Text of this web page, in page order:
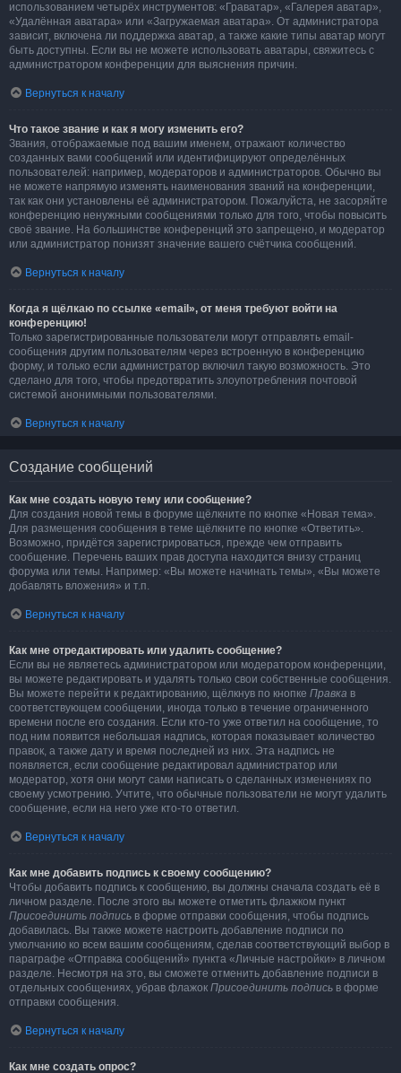
использованием четырёх инструментов: «Граватар», «Галерея аватар»,
«Удалённая аватара» или «Загружаемая аватара». От администратора
зависит, включена ли поддержка аватар, а также какие типы аватар могут
быть доступны. Если вы не можете использовать аватары, свяжитесь с
администратором конференции для выяснения причин.
Вернуться к началу
Что такое звание и как я могу изменить его?
Звания, отображаемые под вашим именем, отражают количество
созданных вами сообщений или идентифицируют определённых
пользователей: например, модераторов и администраторов. Обычно вы
не можете напрямую изменять наименования званий на конференции,
так как они установлены её администратором. Пожалуйста, не засоряйте
конференцию ненужными сообщениями только для того, чтобы повысить
своё звание. На большинстве конференций это запрещено, и модератор
или администратор понизят значение вашего счётчика сообщений.
Вернуться к началу
Когда я щёлкаю по ссылке «email», от меня требуют войти на
конференцию!
Только зарегистрированные пользователи могут отправлять email-
сообщения другим пользователям через встроенную в конференцию
форму, и только если администратор включил такую возможность. Это
сделано для того, чтобы предотвратить злоупотребления почтовой
системой анонимными пользователями.
Вернуться к началу
Создание сообщений
Как мне создать новую тему или сообщение?
Для создания новой темы в форуме щёлкните по кнопке «Новая тема».
Для размещения сообщения в теме щёлкните по кнопке «Ответить».
Возможно, придётся зарегистрироваться, прежде чем отправить
сообщение. Перечень ваших прав доступа находится внизу страниц
форума или темы. Например: «Вы можете начинать темы», «Вы можете
добавлять вложения» и т.п.
Вернуться к началу
Как мне отредактировать или удалить сообщение?
Если вы не являетесь администратором или модератором конференции,
вы можете редактировать и удалять только свои собственные сообщения.
Вы можете перейти к редактированию, щёлкнув по кнопке Правка в
соответствующем сообщении, иногда только в течение ограниченного
времени после его создания. Если кто-то уже ответил на сообщение, то
под ним появится небольшая надпись, которая показывает количество
правок, а также дату и время последней из них. Эта надпись не
появляется, если сообщение редактировал администратор или
модератор, хотя они могут сами написать о сделанных изменениях по
своему усмотрению. Учтите, что обычные пользователи не могут удалить
сообщение, если на него уже кто-то ответил.
Вернуться к началу
Как мне добавить подпись к своему сообщению?
Чтобы добавить подпись к сообщению, вы должны сначала создать её в
личном разделе. После этого вы можете отметить флажком пункт
Присоединить подпись в форме отправки сообщения, чтобы подпись
добавилась. Вы также можете настроить добавление подписи по
умолчанию ко всем вашим сообщениям, сделав соответствующий выбор в
параграфе «Отправка сообщений» пункта «Личные настройки» в личном
разделе. Несмотря на это, вы сможете отменить добавление подписи в
отдельных сообщениях, убрав флажок Присоединить подпись в форме
отправки сообщения.
Вернуться к началу
Как мне создать опрос?